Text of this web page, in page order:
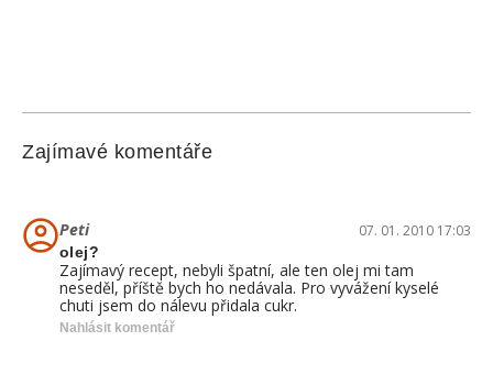
Zajímavé komentáře
Peti 07. 01. 2010 17:03
olej?
Zajímavý recept, nebyli špatní, ale ten olej mi tam
neseděl, příště bych ho nedávala. Pro vyvážení kyselé
chuti jsem do nálevu přidala cukr.
Nahlásit komentář